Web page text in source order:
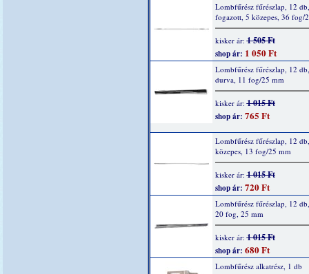
Lombfűrész fűrészlap, 12
fogazott, 5 közepes, 36 fog/
kisker ár:1 505 Ft
shop ár: 1 050 Ft
Lombfűrész fűrészlap, 12
durva, 11 fog/25 mm
kisker ár:1 015 Ft
shop ár: 765 Ft
Lombfűrész fűrészlap, 12
közepes, 13 fog/25 mm
kisker ár:1 015 Ft
shop ár: 720 Ft
Lombfűrész fűrészlap, 12
20 fog, 25 mm
kisker ár:1 015 Ft
shop ár: 680 Ft
Lombfűrész alkatrész, 1 db